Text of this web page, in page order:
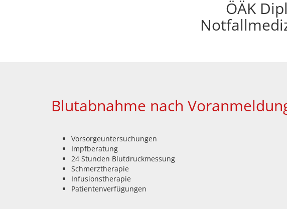
ÖÄK
Blutabnahme nach
Vorsorgeuntersuchungen
Impfberatung
24 Stunden Blutdruckmessung
Schmerztherapie
Infusionstherapie
Patientenverfügungen